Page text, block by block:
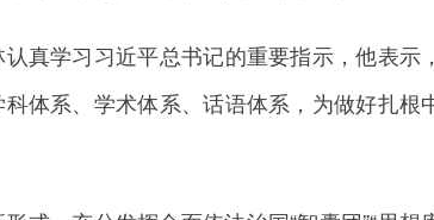
学习习近平总书记的重要指示，他表示
体系、学术体系、话语体系，为做好扎